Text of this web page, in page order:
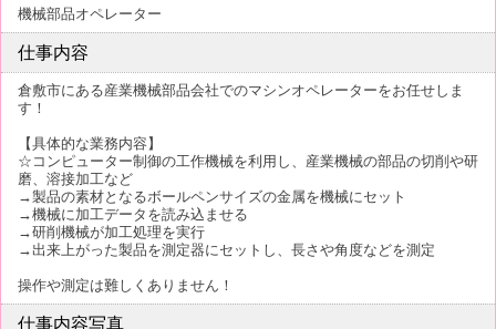
機械部品オペレーター
仕事内容
倉敷市にある産業機械部品会社でのマシンオペレーターをお任せしま
す！
【具体的な業務内容】
☆コンピューター制御の工作機械を利用し、産業機械の部品の切削や研
磨、溶接加工など
→製品の素材となるボールペンサイズの金属を機械にセット
→機械に加工データを読み込ませる
→研削機械が加工処理を実行
→出来上がった製品を測定器にセットし、長さや角度などを測定
操作や測定は難しくありません！
仕事内容写真